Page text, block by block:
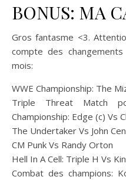
BONUS: MA
Gros fantasme <3.
compte des
mois:
WWE Championship: The
Triple Threat Match
Championship: Edge (c) Vs
The Undertaker Vs John
CM Punk Vs Randy Orton
Hell In A Cell: Triple H Vs
Combat des champions: